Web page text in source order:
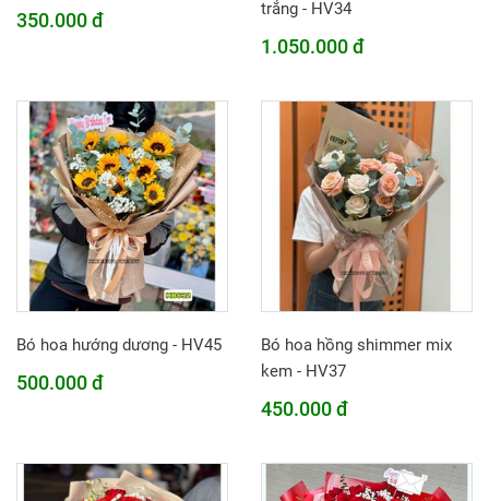
350.000 đ
trắng - HV34
1.050.000 đ
Bó hoa hướng dương - HV45
500.000 đ
Bó hoa hồng shimmer mix
kem - HV37
450.000 đ